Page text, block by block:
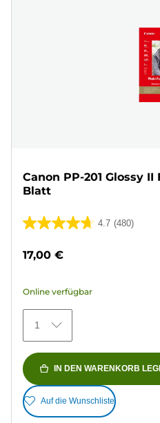
Canon PP-201 Glossy
Blatt
4.7 (480)
4.7
480
Bewertungen
17,00 €
Online verfügbar
1
IN DEN WARENKORB
Auf die Wunschliste